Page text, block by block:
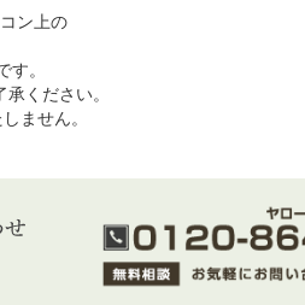
ン上の
。
ください。
ません。